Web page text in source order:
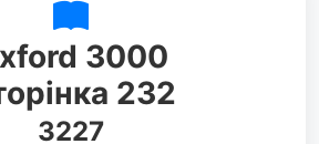
3000
232
3227